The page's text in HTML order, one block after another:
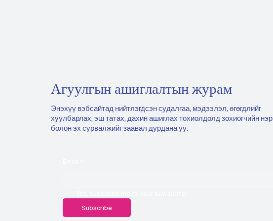
Агуулгын ашиглалтын журам
Subscribe
Энэхүү вэбсайтад нийтлэгдсэн судалгаа, мэдээлэл, өгөгдлийг
хуулбарлах, эш татах, дахин ашиглах тохиолдолд зохиогчийн нэр
болон эх сурвалжийг заавал дурдана уу.